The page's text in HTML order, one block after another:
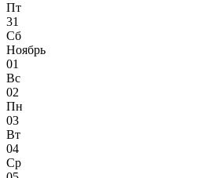
Пт
31
Сб
Ноябрь
01
Вс
02
Пн
03
Вт
04
Ср